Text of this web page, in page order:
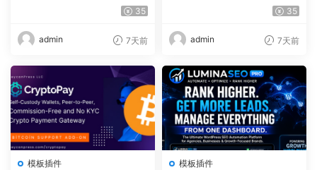
& Payments (Premium) v1.
35
admin 7天前
mmerce (Premium) v1.0.235
admin 7天前
模板插件 模板插件